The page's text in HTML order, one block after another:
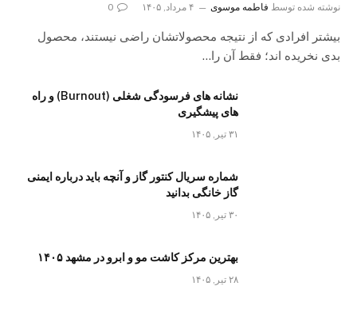
نوشته شده توسط فاطمه موسوی ۴ مرداد, ۱۴۰۵ 0
بیشتر افرادی که از نتیجه محصولاتشان راضی نیستند، محصول
بدی نخریده اند؛ فقط آن را…
نشانه های فرسودگی شغلی (Burnout) و راه
های پیشگیری
۳۱ تیر, ۱۴۰۵
شماره سریال کنتور گاز و آنچه باید درباره ایمنی
گاز خانگی بدانید
۳۰ تیر, ۱۴۰۵
بهترین مرکز کاشت مو و ابرو در مشهد ۱۴۰۵
۲۸ تیر, ۱۴۰۵